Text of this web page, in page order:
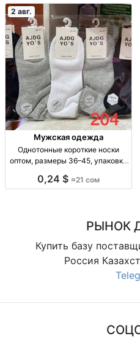
2 авг.
Мужская одежда
Однотонные короткие носки
оптом, размеры 36–45, упаковка
носки оптом, р-р 36–41 и 41–45,
0,24 $ ≈21 сом
РЫНОК
Купить базу
Россия